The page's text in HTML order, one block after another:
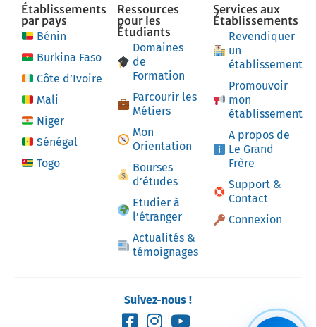
Établissements
par pays
Bénin
Burkina Faso
Côte d’Ivoire
Mali
Niger
Sénégal
Togo
Ressources
pour les
Étudiants
Domaines
de
Formation
Parcourir les
Métiers
Mon
Orientation
Bourses
d’études
Etudier à
l’étranger
Actualités &
témoignages
Services aux
Établissements
Revendiquer
un
établissement
Promouvoir
mon
établissement
A propos de
Le Grand
Frère
Support &
Contact
Connexion
Suivez-nous !